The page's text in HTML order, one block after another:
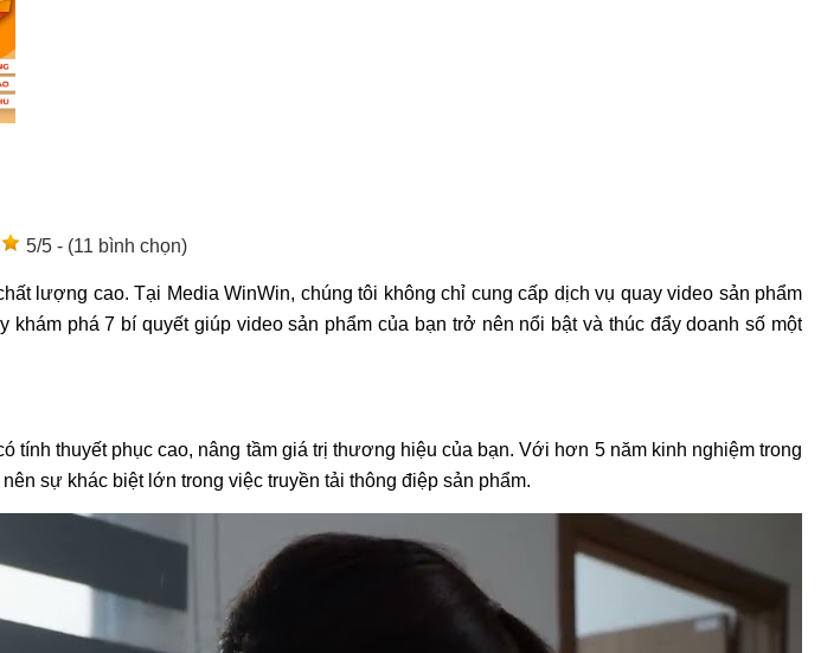
5/5 - (11 bình chọn)
lượng cao. Tại Media WinWin, chúng tôi không chỉ cung cấp dịch vụ quay video sản phẩm
phá 7 bí quyết giúp video sản phẩm của bạn trở nên nổi bật và thúc đẩy doanh số một
thuyết phục cao, nâng tầm giá trị thương hiệu của bạn. Với hơn 5 năm kinh nghiệm trong
sự khác biệt lớn trong việc truyền tải thông điệp sản phẩm.